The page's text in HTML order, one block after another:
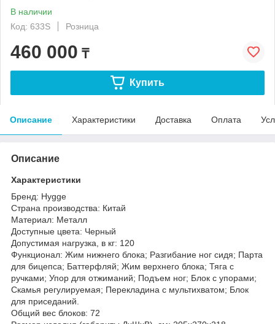
В наличии
Код: 633S
Розница
460 000 ₸
Купить
Описание Характеристики Доставка Оплата
Описание
Характеристики
Бренд: Hygge
Страна производства: Китай
Материал: Металл
Доступные цвета: Черный
Допустимая нагрузка, в кг: 120
Функционал: Жим нижнего блока; Разгибание ног сидя; Парта
для бицепса; Баттерфляй; Жим верхнего блока; Тяга с
ручками; Упор для отжиманий; Подъем ног; Блок с упорами;
Скамья регулируемая; Перекладина с мультихватом; Блок
для приседаний.
Общий вес блоков: 72